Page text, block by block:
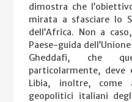
dimostra che
mirata a sfasciare lo
dell’Africa. Non a
Paese-guida
Gheddafi, che
particolarmente, deve
Libia, inoltre, come
geopolitici italiani